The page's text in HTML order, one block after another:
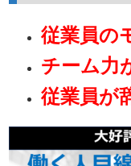
従業員の
チーム力
従業員が